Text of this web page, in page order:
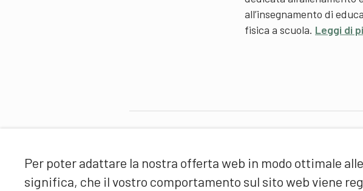
Per poter adattare la nostra offerta web in modo ottimale
significa, che il vostro comportamento sul sito web viene
all’insegnamento di
fisica a scuola. Leggi di